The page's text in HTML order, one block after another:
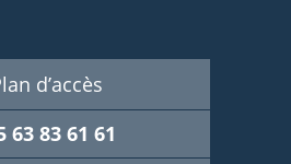
d’accès
63 83 61 61